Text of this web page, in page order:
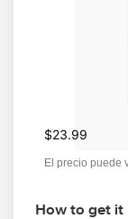
$23.99
El precio puede
How to get it